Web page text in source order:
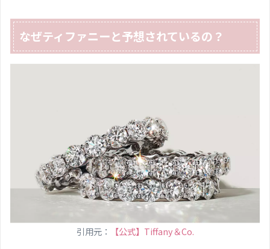
なぜティファニーと予想されているの？
引用元： 【公式】Tiffany＆Co.